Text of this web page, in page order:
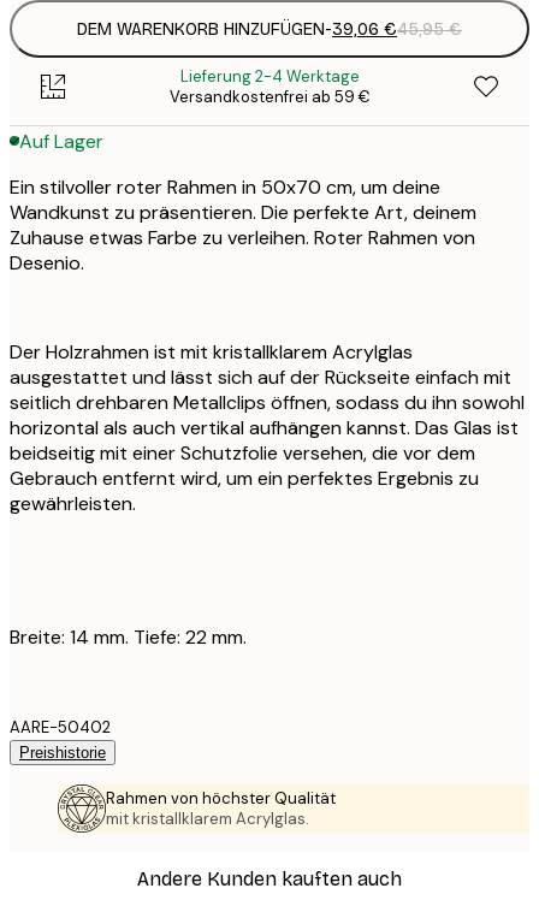
DEM WARENKORB HINZUFÜGEN-39,06 €45,95 €
Lieferung 2-4 Werktage
Versandkostenfrei ab 59 €
Auf Lager
Ein stilvoller roter Rahmen in 50x70 cm, um deine
Wandkunst zu präsentieren. Die perfekte Art, deinem
Zuhause etwas Farbe zu verleihen. Roter Rahmen von
Desenio.
Der Holzrahmen ist mit kristallklarem Acrylglas
ausgestattet und lässt sich auf der Rückseite einfach mit
seitlich drehbaren Metallclips öffnen, sodass du ihn sowohl
horizontal als auch vertikal aufhängen kannst. Das Glas ist
beidseitig mit einer Schutzfolie versehen, die vor dem
Gebrauch entfernt wird, um ein perfektes Ergebnis zu
gewährleisten.
Breite: 14 mm. Tiefe: 22 mm.
AARE-50402
Preishistorie
Rahmen von höchster Qualität
mit kristallklarem Acrylglas.
Andere Kunden kauften auch